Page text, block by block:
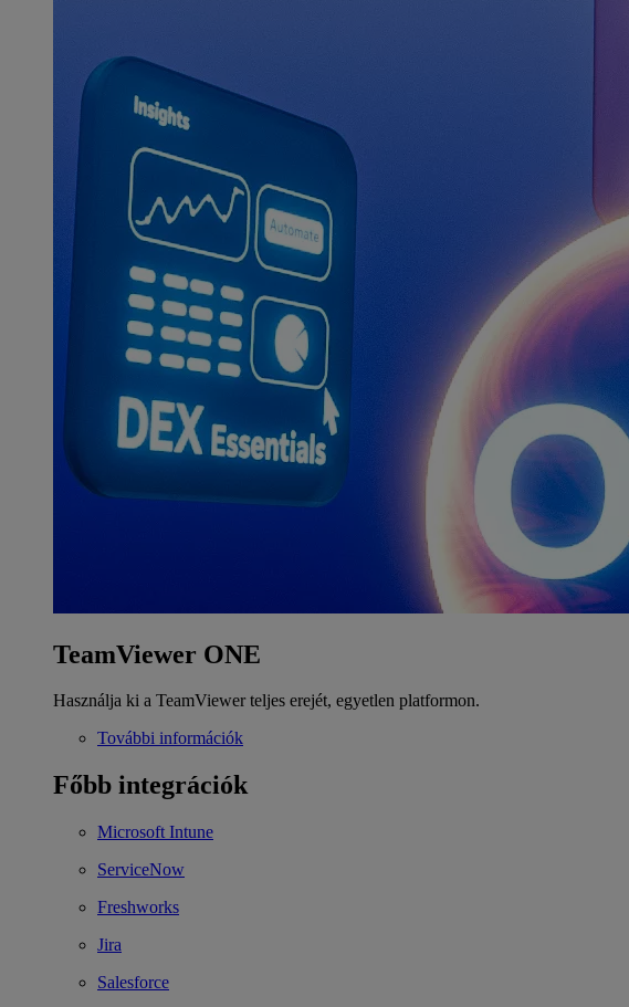
TeamViewer ONE
Használja ki a TeamViewer teljes erejét, egyetlen platformon.
További információk
Főbb integrációk
Microsoft Intune
ServiceNow
Freshworks
Jira
Salesforce